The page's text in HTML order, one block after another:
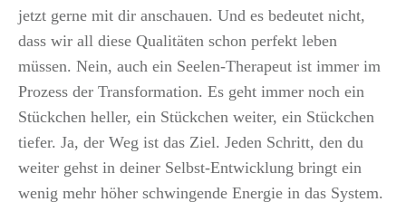
jetzt gerne mit dir anschauen. Und es bedeutet nicht,
dass wir all diese Qualitäten schon perfekt leben
müssen. Nein, auch ein Seelen-Therapeut ist immer im
Prozess der Transformation. Es geht immer noch ein
Stückchen heller, ein Stückchen weiter, ein Stückchen
tiefer. Ja, der Weg ist das Ziel. Jeden Schritt, den du
weiter gehst in deiner Selbst-Entwicklung bringt ein
wenig mehr höher schwingende Energie in das System.